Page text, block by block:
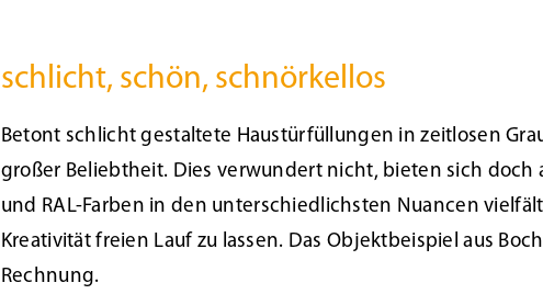
schlicht, schön, schnörkellos
Betont schlicht gestaltete Haustürfüllungen in zeitlosen
großer Beliebtheit. Dies verwundert nicht, bieten sich doch
und RAL-Farben in den unterschiedlichsten Nuancen
Kreativität freien Lauf zu lassen. Das Objektbeispiel aus
Rechnung.